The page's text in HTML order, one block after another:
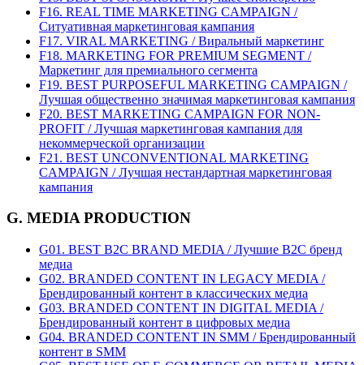
F16. REAL TIME MARKETING CAMPAIGN /
Ситуативная маркетинговая кампания
F17. VIRAL MARKETING / Виральный маркетинг
F18. MARKETING FOR PREMIUM SEGMENT /
Маркетинг для премиального сегмента
F19. BEST PURPOSEFUL MARKETING CAMPAIGN /
Лучшая общественно значимая маркетинговая кампания
F20. BEST MARKETING CAMPAIGN FOR NON-
PROFIT / Лучшая маркетинговая кампания для
некоммерческой организации
F21. BEST UNCONVENTIONAL MARKETING
CAMPAIGN / Лучшая нестандартная маркетинговая
кампания
G. MEDIA PRODUCTION
G01. BEST B2C BRAND MEDIA / Лучшие B2C бренд
медиа
G02. BRANDED CONTENT IN LEGACY MEDIA /
Брендированный контент в классических медиа
G03. BRANDED CONTENT IN DIGITAL MEDIA /
Брендированный контент в цифровых медиа
G04. BRANDED CONTENT IN SMM / Брендированный
контент в SMM